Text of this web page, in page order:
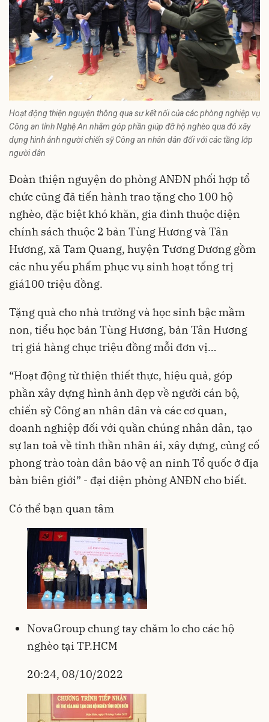
Hoạt động thiện nguyện thông qua sư kết nối của các phòng nghiệp vụ
Công an tỉnh Nghệ An nhằm góp phần giúp đỡ hộ nghèo qua đó xây
dựng hình ảnh người chiến sỹ Công an nhân dân đối với các tầng lớp
người dân
Đoàn thiện nguyện do phòng ANĐN phối hợp tổ
chức cũng đã tiến hành trao tặng cho 100 hộ
nghèo, đặc biệt khó khăn, gia đình thuộc diện
chính sách thuộc 2 bản Tùng Hương và Tân
Hương, xã Tam Quang, huyện Tương Dương gồm
các nhu yếu phẩm phục vụ sinh hoạt tổng trị
giá100 triệu đồng.
Tặng quà cho nhà trường và học sinh bậc mầm
non, tiểu học bản Tùng Hương, bản Tân Hương
trị giá hàng chục triệu đồng mỗi đơn vị…
“Hoạt động từ thiện thiết thực, hiệu quả, góp
phần xây dựng hình ảnh đẹp về người cán bộ,
chiến sỹ Công an nhân dân và các cơ quan,
doanh nghiệp đối với quần chúng nhân dân, tạo
sự lan toả về tinh thần nhân ái, xây dựng, củng cố
phong trào toàn dân bảo vệ an ninh Tổ quốc ở địa
bàn biên giới” - đại diện phòng ANĐN cho biết.
Có thể bạn quan tâm
NovaGroup chung tay chăm lo cho các hộ
nghèo tại TP.HCM
20:24, 08/10/2022